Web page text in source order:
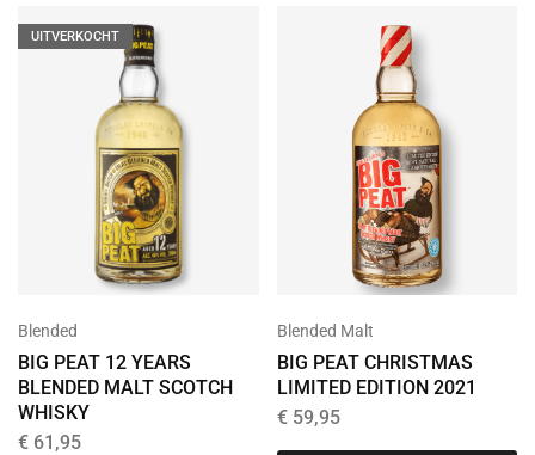
UITVERKOCHT
Blended
BIG PEAT 12 YEARS
BLENDED MALT SCOTCH
WHISKY
€ 61,95
Blended Malt
BIG PEAT CHRISTMAS
LIMITED EDITION 2021
€59,95